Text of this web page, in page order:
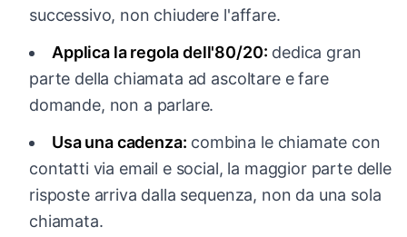
successivo, non chiudere l'affare.
Applica la regola dell'80/20: dedica gran
parte della chiamata ad ascoltare e fare
domande, non a parlare.
Usa una cadenza: combina le chiamate con
contatti via email e social, la maggior parte delle
risposte arriva dalla sequenza, non da una sola
chiamata.